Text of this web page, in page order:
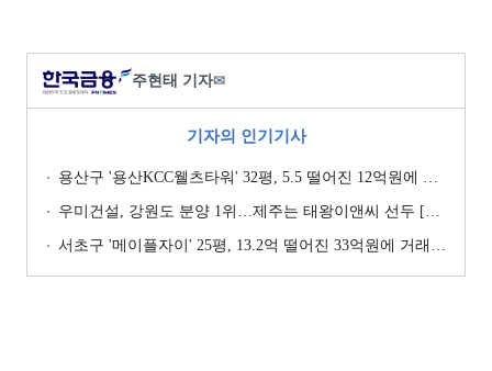
주현태 기자✉
기자의 인기기사
용산구 '용산KCC웰츠타워' 32평, 5.5 떨어진 12억원에 거래 [일일 하락가]
우미건설, 강원도 분양 1위…제주는 태왕이앤씨 선두 [이 지역 분양왕-강원·제주]
서초구 '메이플자이' 25평, 13.2억 떨어진 33억원에 거래 [일일 하락가]